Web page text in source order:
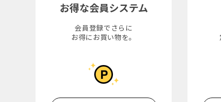
お得な会員システム
会員登録でさらに
お得にお買い物を。